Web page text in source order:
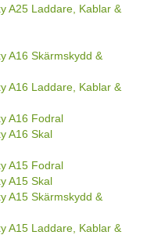
A25 Laddare, Kablar &
A16 Skärmskydd &
A16 Laddare, Kablar &
A16 Fodral
A16 Skal
A15 Fodral
A15 Skal
A15 Skärmskydd &
A15 Laddare, Kablar &